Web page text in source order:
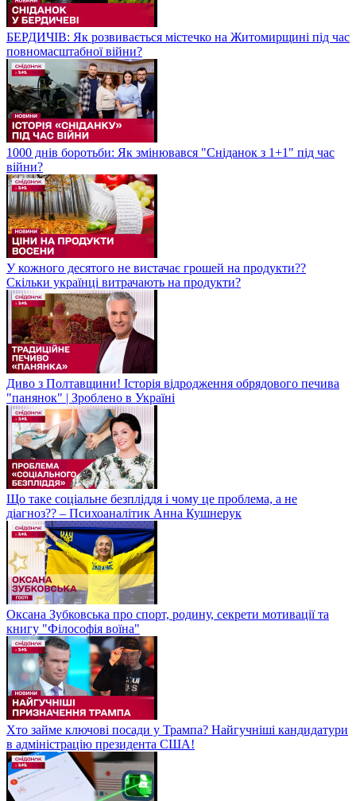
БЕРДИЧІВ: Як розвивається містечко на Житомирщині під час
повномасштабної війни?
1000 днів боротьби: Як змінювався "Сніданок з 1+1" під час
війни?
У кожного десятого не вистачає грошей на продукти??
Скільки українці витрачають на продукти?
Диво з Полтавщини! Історія відродження обрядового печива
"панянок" | Зроблено в Україні
Що таке соціальне безпліддя і чому це проблема, а не
діагноз?? – Психоаналітик Анна Кушнерук
Оксана Зубковська про спорт, родину, секрети мотивації та
книгу "Філософія воїна"
Хто займе ключові посади у Трампа? Найгучніші кандидатури
в адміністрацію президента США!